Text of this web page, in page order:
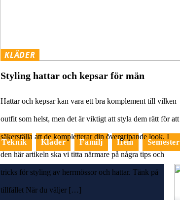
KLÄDER
Styling hattar och kepsar för män
Hattar och kepsar kan vara ett bra komplement till vilken
outfit som helst, men det är viktigt att styla dem rätt för att
säkerställa att de kompletterar din övergripande look. I
den här artikeln ska vi titta närmare på några tips och
tricks för styling av herrmössor och hattar. Tänk på
tillfället När du väljer […]
Teknik Kläder Familj Hem Semester